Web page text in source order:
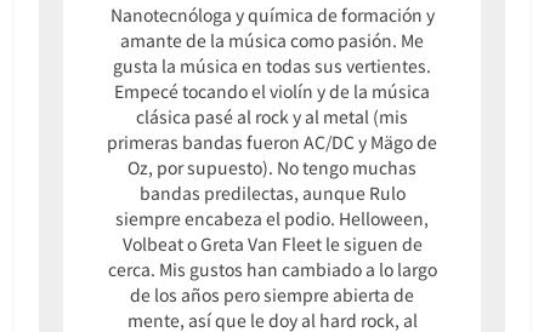
Nanotecnóloga y química de formación y
amante de la música como pasión. Me
gusta la música en todas sus vertientes.
Empecé tocando el violín y de la música
clásica pasé al rock y al metal (mis
primeras bandas fueron AC/DC y Mägo de
Oz, por supuesto). No tengo muchas
bandas predilectas, aunque Rulo
siempre encabeza el podio. Helloween,
Volbeat o Greta Van Fleet le siguen de
cerca. Mis gustos han cambiado a lo largo
de los años pero siempre abierta de
mente, así que le doy al hard rock, al